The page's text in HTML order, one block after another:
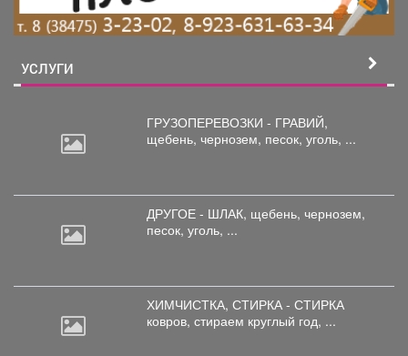
квартира без долгов и
обременений, документы в
записаться на просмотр!
УСЛУГИ
ГРУЗОПЕРЕВОЗКИ - ГРАВИЙ,
щебень, чернозем, песок, уголь, ...
ДРУГОЕ - ШЛАК, щебень, чернозем,
песок, уголь, ...
ХИМЧИСТКА, СТИРКА - СТИРКА
ковров, стираем круглый год, ...